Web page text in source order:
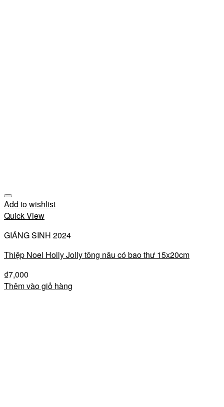
Add to wishlist
Quick View
GIÁNG SINH 2024
Thiệp Noel Holly Jolly tông nâu có bao thư 15x20cm
₫7,000
Thêm vào giỏ hàng